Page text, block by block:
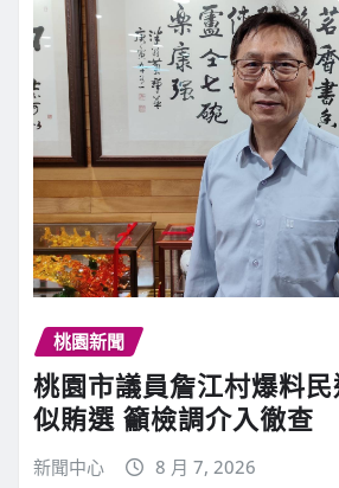
桃園新聞
桃園市議員詹江村爆料
似賄選 籲檢調介入徹查
新聞中心 8 月 7, 2026